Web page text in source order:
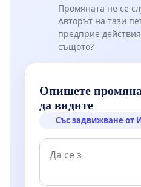
Промяната не се
Авторът на тази
предприе
същото?
Опишете
да видите
Със задвижване от